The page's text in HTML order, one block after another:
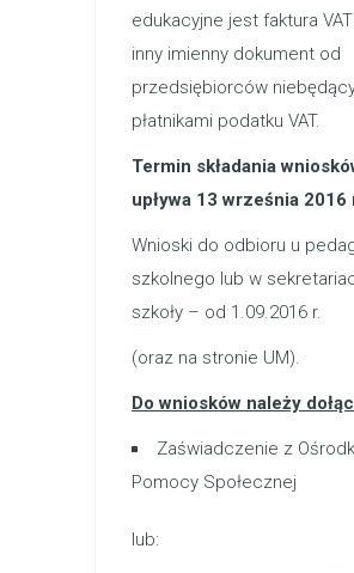
edukacyjne jest faktura
inny imienny dokument od
przedsiębiorców
płatnikami podatku VAT.
Termin składania
upływa 13 września 2016
Wnioski do odbioru u
szkolnego lub w
szkoły – od 1.09.2016 r.
(oraz na stronie UM).
Do wniosków należy
Zaświadczenie z
Pomocy Społecznej
lub: